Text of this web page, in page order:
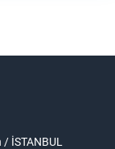
İSTANBUL